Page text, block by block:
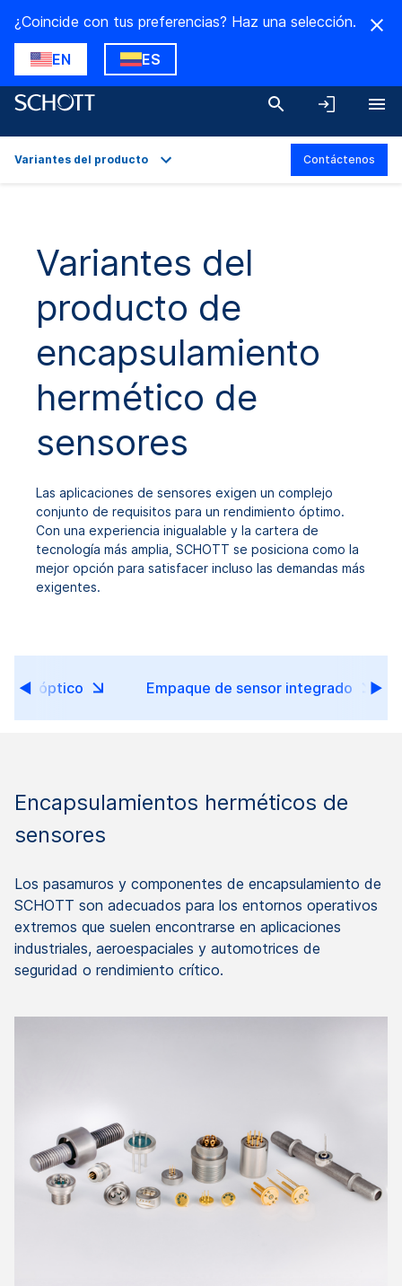
¿Coincide con tus preferencias? Haz una selección.
EN ES
Técnicas
Variantes del producto
Descargas
Variantes del producto Contáctenos
Variantes del
producto de
encapsulamiento
hermético de
sensores
Las aplicaciones de sensores exigen un complejo
conjunto de requisitos para un rendimiento óptimo.
Con una experiencia inigualable y la cartera de
tecnología más amplia, SCHOTT se posiciona como la
mejor opción para satisfacer incluso las demandas más
exigentes.
óptico Empaque de sensor integrado
Encapsulamientos herméticos de
sensores
Los pasamuros y componentes de encapsulamiento de
SCHOTT son adecuados para los entornos operativos
extremos que suelen encontrarse en aplicaciones
industriales, aeroespaciales y automotrices de
seguridad o rendimiento crítico.